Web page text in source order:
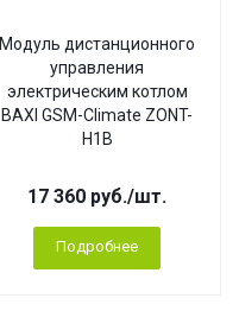
Модуль дистанционного
управления
электрическим котлом
BAXI GSM-Climate ZONT-
H1B
17 360 руб./шт.
Подробнее